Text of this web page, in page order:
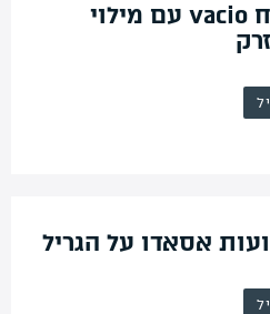
נתח vacio עם מילוי
אסאדו על הגריל